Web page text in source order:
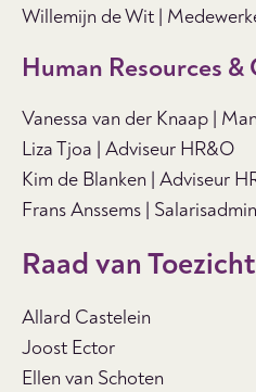
Willemijn de Wit |
Human Resources
Vanessa van der Knaap |
Liza Tjoa | Adviseur HR&O
Kim de Blanken | Adviseur
Frans Anssems |
Raad van Toezicht
Allard Castelein
Joost Ector
Ellen van Schoten